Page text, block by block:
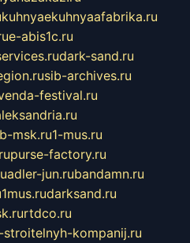
kuhnyaekuhnyaafabrika.ru
e-abis1c.ru
dark-sand.ru
sib-archives.ru
festival.ru
msk.ru1-mus.ru
purse-factory.ru
adler-jun.rubandamn.ru
1mus.rudarksand.ru
rtdco.ru
kompanij.ru